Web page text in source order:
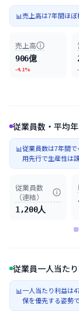
📊売上高は7年間ほぼ
売上高
906億
-4.1%
従業員数・平均
📊従業員数は7年間
用先行で生産性は
従業員数
（連結）
1,200人
従業員一人当た
📊一人当たり利益は
保を優先する姿勢で